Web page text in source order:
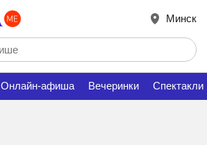
Минск
Онлайн-афиша Вечеринки Спектакли